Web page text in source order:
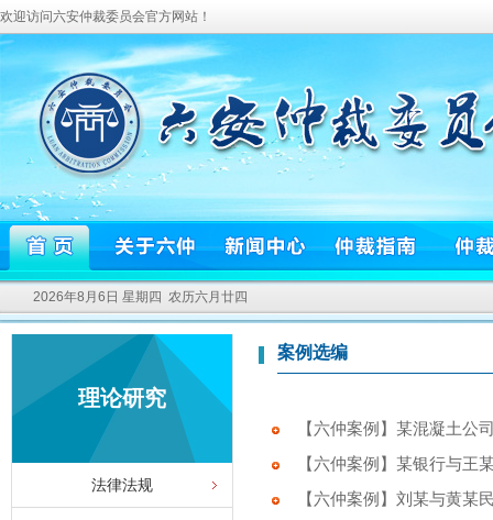
欢迎访问六安仲裁委员会官方网站！
2026年8月6日 星期四 农历六月廿四
理论研究
法律法规
案例选编
【六仲案例】某混凝土公
【六仲案例】某银行与王
【六仲案例】刘某与黄某